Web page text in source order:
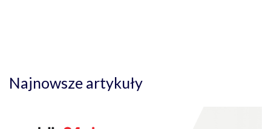
Najnowsze artykuły